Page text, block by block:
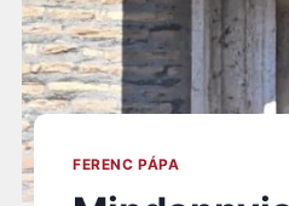
FERENC PÁPA